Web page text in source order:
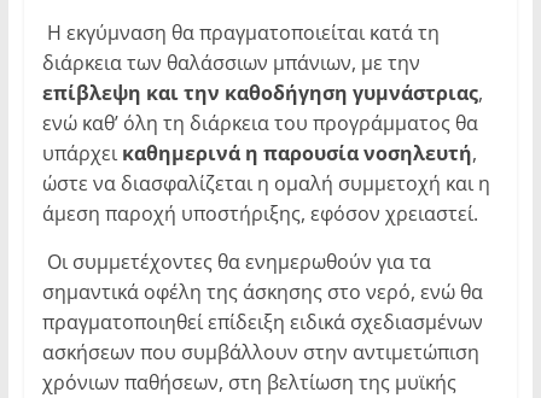
Η εκγύμναση θα πραγματοποιείται κατά τη
διάρκεια των θαλάσσιων μπάνιων, με την
επίβλεψη και την καθοδήγηση γυμνάστριας,
ενώ καθ’ όλη τη διάρκεια του προγράμματος θα
υπάρχει καθημερινά η παρουσία νοσηλευτή,
ώστε να διασφαλίζεται η ομαλή συμμετοχή και η
άμεση παροχή υποστήριξης, εφόσον χρειαστεί.
Οι συμμετέχοντες θα ενημερωθούν για τα
σημαντικά οφέλη της άσκησης στο νερό, ενώ θα
πραγματοποιηθεί επίδειξη ειδικά σχεδιασμένων
ασκήσεων που συμβάλλουν στην αντιμετώπιση
χρόνιων παθήσεων, στη βελτίωση της μυϊκής